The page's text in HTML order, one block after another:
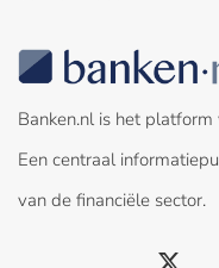
Banken.nl is het
Een centraal
van de financiële sector.